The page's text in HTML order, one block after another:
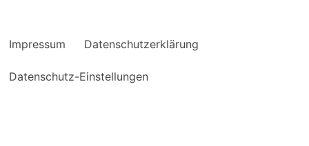
Impressum Datenschutzerklärung
Datenschutz-Einstellungen